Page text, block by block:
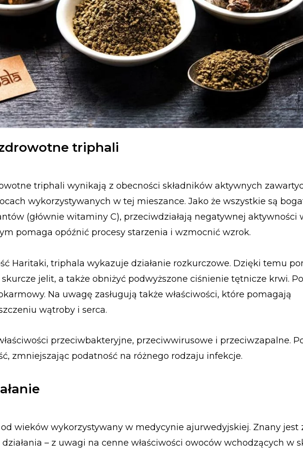
triphali
triphali wynikają z obecności składników aktywnych
wykorzystywanych w tej mieszance. Jako że wszystkie są
(głównie witaminy C), przeciwdziałają negatywnej aktywności
pomaga opóźnić procesy starzenia i wzmocnić wzrok.
Haritaki, triphala wykazuje działanie rozkurczowe. Dzięki temu
jelit, a także obniżyć podwyższone ciśnienie tętnicze krwi.
Na uwagę zasługują także właściwości, które pomagają
wątroby i serca.
przeciwbakteryjne, przeciwwirusowe i przeciwzapalne.
zmniejszając podatność na różnego rodzaju infekcje.
wieków wykorzystywany w medycynie ajurwedyjskiej. Znany jest
– z uwagi na cenne właściwości owoców wchodzących w